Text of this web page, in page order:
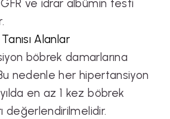
ve idrar albümin testi
Alanlar
böbrek damarlarına
nedenle her hipertansiyon
en az 1 kez böbrek
değerlendirilmelidir.